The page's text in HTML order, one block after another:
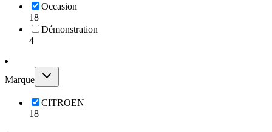
Occasion
18
Démonstration
4
Marque
CITROEN
18